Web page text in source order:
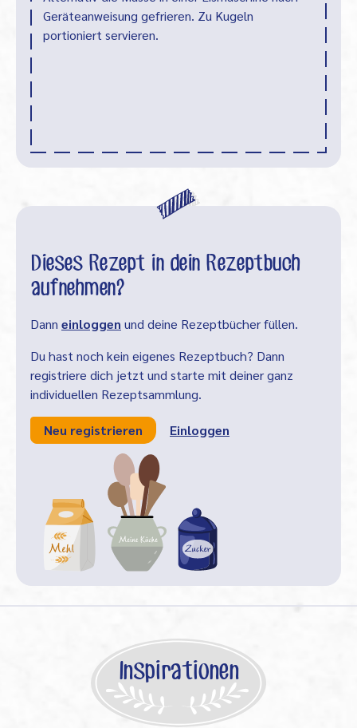
Geräteanweisung gefrieren. Zu Kugeln
portioniert servieren.
Dieses Rezept in dein Rezeptbuch
aufnehmen?
Dann einloggen und deine Rezeptbücher füllen.
Du hast noch kein eigenes Rezeptbuch? Dann
registriere dich jetzt und starte mit deiner ganz
individuellen Rezeptsammlung.
Neu registrieren Einloggen
Inspirationen